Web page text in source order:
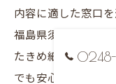
内容に適した窓口
福島県須賀川市の
たきめ細かい相談
でも安心です。